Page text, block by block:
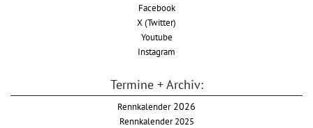
Facebook
X (Twitter)
Youtube
Instagram
Termine + Archiv:
Rennkalender2026
Rennkalender 2025